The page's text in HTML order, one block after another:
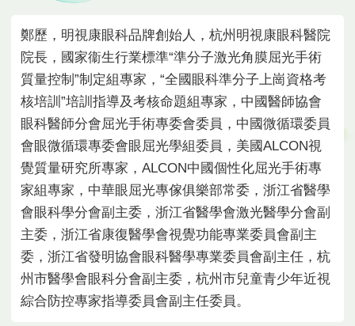
鄭歷，明視康眼科品牌創始人，杭州明視康眼科醫院
院長，國家衞生行業標準“準分子激光角膜屈光手術
質量控制”制定組專家，“全國眼科準分子上崗資格考
核培訓”培訓指導及考核命題組專家，中國醫師協會
眼科醫師分會屈光手術專委會委員，中國微循環委員
會眼微循環專委會眼屈光學組委員，美國ALCON視
覺質量研究所專家，ALCON中國個性化屈光手術專
家組專家，中華眼屈光專傢俱樂部常委，浙江省醫學
會眼科學分會副主委，浙江省醫學會激光醫學分會副
主委，浙江省康復醫學會視覺功能專業委員會副主
委，浙江省發明協會眼科醫學專業委員會副主任，杭
州市醫學會眼科分會副主委，杭州市兒童青少年近視
綜合防控專家指導委員會副主任委員。